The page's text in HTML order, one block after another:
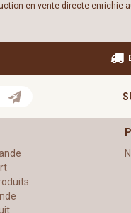
en vente directe enrichie